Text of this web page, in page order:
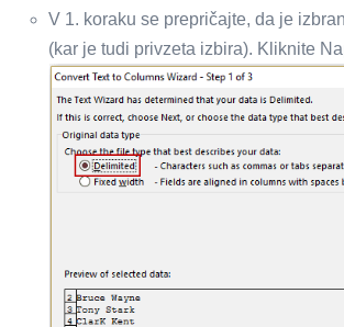
V 1. koraku se prepričajte, da je
(kar je tudi privzeta izbira). Kliknite